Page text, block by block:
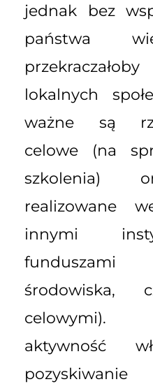
jednak bez
państwa
lokalnych
ważne są
celowe (na
szkolenia)
realizowane
innymi
środowiska,
celowymi).
aktywność